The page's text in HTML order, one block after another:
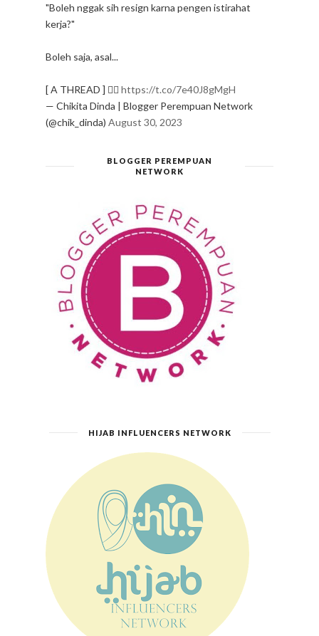
"Boleh nggak sih resign karna pengen istirahat
kerja?"
Boleh saja, asal...
[ A THREAD ] ✍🏻 https://t.co/7e40J8gMgH
— Chikita Dinda | Blogger Perempuan Network
(@chik_dinda) August 30, 2023
BLOGGER PEREMPUAN
NETWORK
HIJAB INFLUENCERS NETWORK